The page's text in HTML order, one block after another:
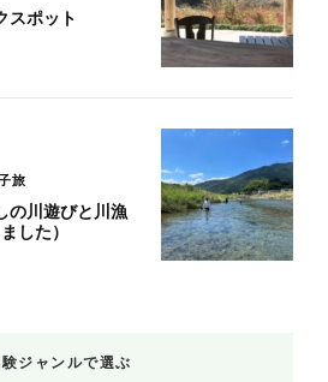
スポット
旅
の川遊びと川漁
した）
ジャンルで選ぶ